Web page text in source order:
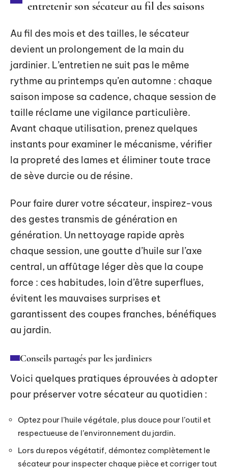
entretenir son sécateur au fil des saisons
Au fil des mois et des tailles, le sécateur
devient un prolongement de la main du
jardinier. L’entretien ne suit pas le même
rythme au printemps qu’en automne : chaque
saison impose sa cadence, chaque session de
taille réclame une vigilance particulière.
Avant chaque utilisation, prenez quelques
instants pour examiner le mécanisme, vérifier
la propreté des lames et éliminer toute trace
de sève durcie ou de résine.
Pour faire durer votre sécateur, inspirez-vous
des gestes transmis de génération en
génération. Un nettoyage rapide après
chaque session, une goutte d’huile sur l’axe
central, un affûtage léger dès que la coupe
force : ces habitudes, loin d’être superflues,
évitent les mauvaises surprises et
garantissent des coupes franches, bénéfiques
au jardin.
Conseils partagés par les jardiniers
Voici quelques pratiques éprouvées à adopter
pour préserver votre sécateur au quotidien :
Optez pour l’huile végétale, plus douce pour l’outil et
respectueuse de l’environnement du jardin.
Lors du repos végétatif, démontez complètement le
sécateur pour inspecter chaque pièce et corriger tout